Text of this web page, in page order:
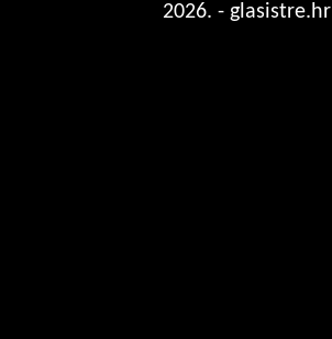
2026. - glasistre.hr